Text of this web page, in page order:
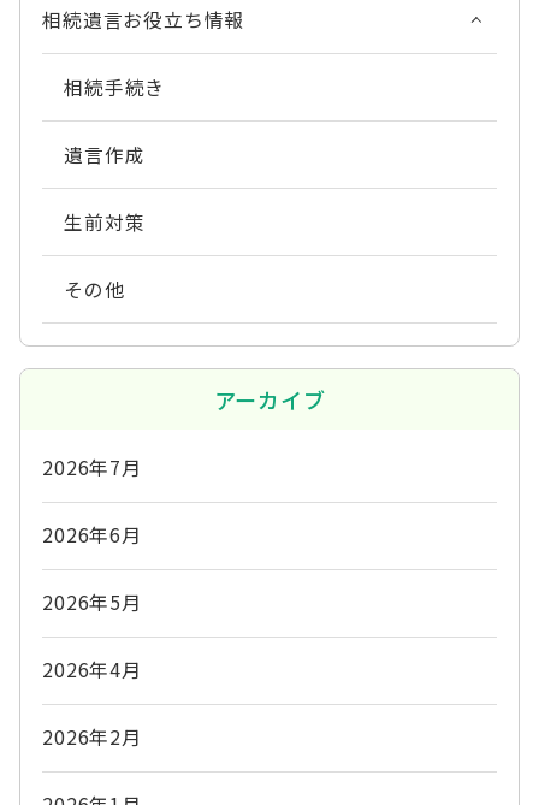
相続遺言お役立ち情報
相続手続き
遺言作成
生前対策
その他
アーカイブ
2026年7月
2026年6月
2026年5月
2026年4月
2026年2月